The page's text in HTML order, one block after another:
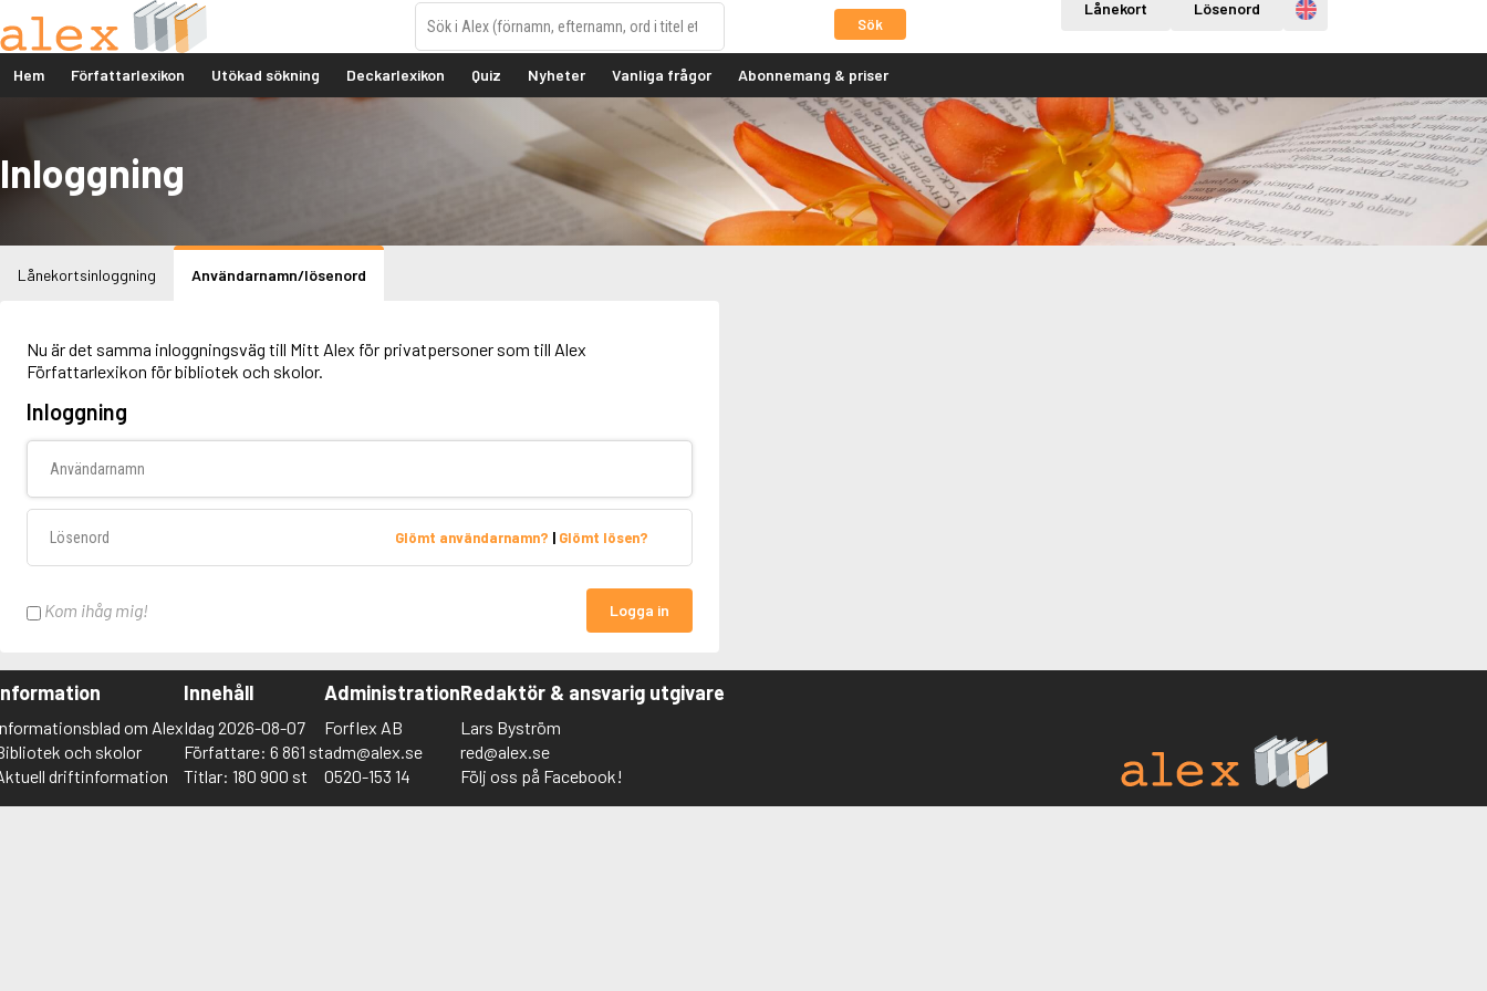
Sök
Lånekort Lösenord Engelska
Hem Författarlexikon Utökad sökning Deckarlexikon Quiz Nyheter Vanliga frågor Abonnemang & priser
Inloggning
Lånekortsinloggning Användarnamn/lösenord
Nu är det samma inloggningsväg till Mitt Alex för privatpersoner som till Alex
Författarlexikon för bibliotek och skolor.
Inloggning
Glömt användarnamn? | Glömt lösen?
Kom ihåg mig! Logga in
om Alex
och skolor
driftinformation
Innehåll
Idag 2026-08-07
Författare: 6 861 st
Titlar: 180 900 st
Administration
Forflex AB
adm@alex.se
0520-153 14
Redaktör & ansvarig utgivare
Lars Byström
red@alex.se
Följ oss på Facebook!